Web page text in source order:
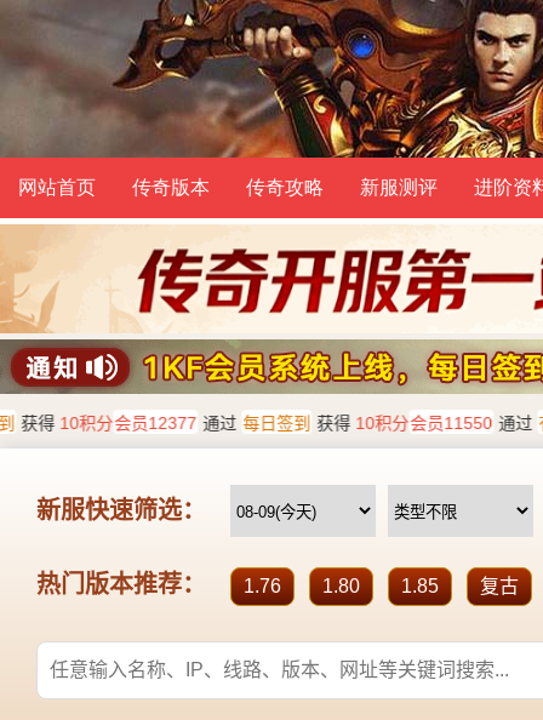
网站首页 传奇版本 传奇攻略 新服测评 进阶资